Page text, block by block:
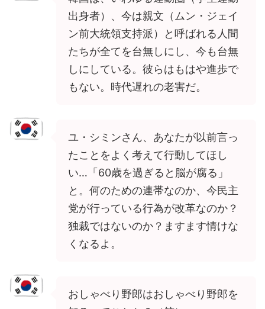
出身者）、今は親文（ムン・ジェイ
ン前大統領支持派）と呼ばれる人間
たちが全てを台無しにし、今も台無
しにしている。彼らはもはや進歩で
もない。時代遅れの老害だ。
ユ・シミンさん、あなたが以前言っ
たことをよく考えて行動してほし
い…「60歳を過ぎると脳が腐る」
と。何のための連帯なのか、今民主
党が行っている行為が改革なのか？
独裁ではないのか？ますます情けな
くなるよ。
おしゃべり野郎はおしゃべり野郎を